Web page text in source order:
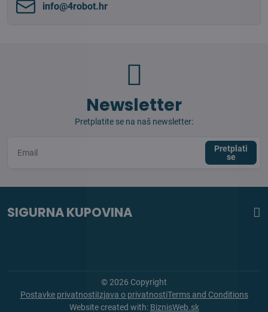
info​@4robot​.hr
Newsletter
Pretplatite se na naš newsletter:
Pretplati
se
SIGURNA KUPOVINA
©2026 Copyright
Postavke privatnostiIzjava o privatnostiTerms and Conditions
Website created with: BiznisWeb.sk